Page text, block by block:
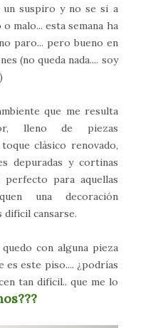
un suspiro y no se si a
malo... esta semana ha
paro... pero bueno en
(no queda nada.... soy
que me resulta
lleno de piezas
clásico renovado,
depuradas y cortinas
para aquellas
una decoración
difícil cansarse.
con alguna pieza
este piso.... ¿podrías
tan difícil.. que me lo